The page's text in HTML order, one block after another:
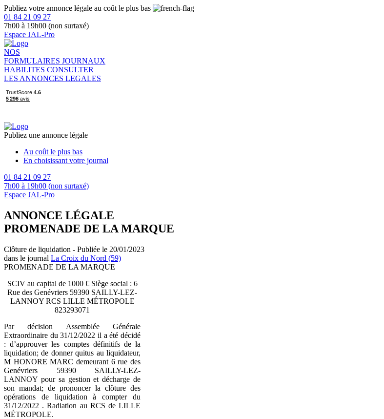
Publiez votre annonce légale au coût le plus bas
01 84 21 09 27
7h00 à 19h00 (non surtaxé)
Espace JAL-Pro
NOS
FORMULAIRES JOURNAUX
HABILITES CONSULTER
LES ANNONCES LEGALES
Publiez une annonce légale
Au coût le plus bas
En choisissant votre journal
01 84 21 09 27
7h00 à 19h00 (non surtaxé)
Espace JAL-Pro
ANNONCE LÉGALE
PROMENADE DE LA MARQUE
Clôture de liquidation - Publiée le 20/01/2023
dans le journal La Croix du Nord (59)
PROMENADE DE LA MARQUE
SCIV au capital de 1000 € Siège social : 6
Rue des Genévriers 59390 SAILLY-LEZ-
LANNOY RCS LILLE MÉTROPOLE
823293071
Par décision Assemblée Générale
Extraordinaire du 31/12/2022 il a été décidé
: d’approuver les comptes définitifs de la
liquidation; de donner quitus au liquidateur,
M HONORE MARC demeurant 6 rue des
Genévriers 59390 SAILLY-LEZ-
LANNOY pour sa gestion et décharge de
son mandat; de prononcer la clôture des
opérations de liquidation à compter du
31/12/2022 . Radiation au RCS de LILLE
MÉTROPOLE.